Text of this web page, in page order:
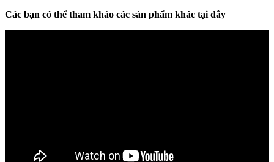
Các bạn có thể tham khảo các sản phẩm khác tại đây